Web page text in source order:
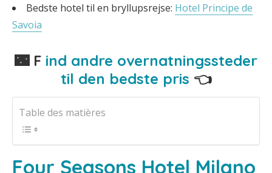
Bedste hotel til en bryllupsrejse: Hotel Principe de
Savoia
🌃 F ind andre overnatningssteder
til den bedste pris 👈
Table des matières
Four Seasons Hotel Milano